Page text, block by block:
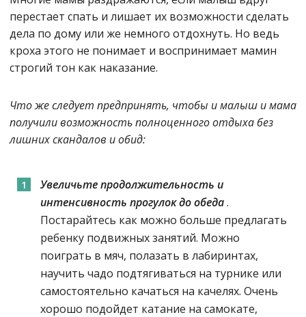
перестает спать и лишает их возможности сделать
дела по дому или же немного отдохнуть. Но ведь
кроха этого не понимает и воспринимает мамин
строгий тон как наказание.
Что же следует предпринять, чтобы и малыш и мама
получили возможность полноценного отдыха без
лишних скандалов и обид:
Увеличьте продолжительность и
интенсивность прогулок до обеда.
Постарайтесь как можно больше предлагать
ребенку подвижных занятий. Можно
поиграть в мяч, полазать в лабиринтах,
научить чадо подтягиваться на турнике или
самостоятельно качаться на качелях. Очень
хорошо подойдет катание на самокате,